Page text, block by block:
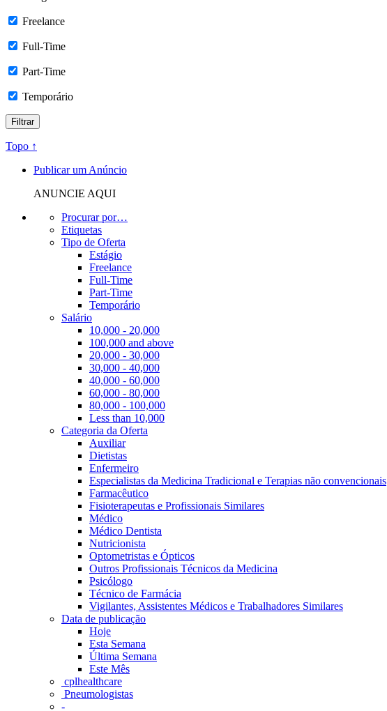
Freelance
Full-Time
Part-Time
Temporário
Topo ↑
Publicar um Anúncio
ANUNCIE AQUI
Procurar por…
Etiquetas
Tipo de Oferta
Estágio
Freelance
Full-Time
Part-Time
Temporário
Salário
10,000 - 20,000
100,000 and above
20,000 - 30,000
30,000 - 40,000
40,000 - 60,000
60,000 - 80,000
80,000 - 100,000
Less than 10,000
Categoria da Oferta
Auxiliar
Dietistas
Enfermeiro
Especialistas da Medicina Tradicional e Terapias não convencionais
Farmacêutico
Fisioterapeutas e Profissionais Similares
Médico
Médico Dentista
Nutricionista
Optometristas e Ópticos
Outros Profissionais Técnicos da Medicina
Psicólogo
Técnico de Farmácia
Vigilantes, Assistentes Médicos e Trabalhadores Similares
Data de publicação
Hoje
Esta Semana
Última Semana
Este Mês
‎ cplhealthcare‬
Pneumologistas
-